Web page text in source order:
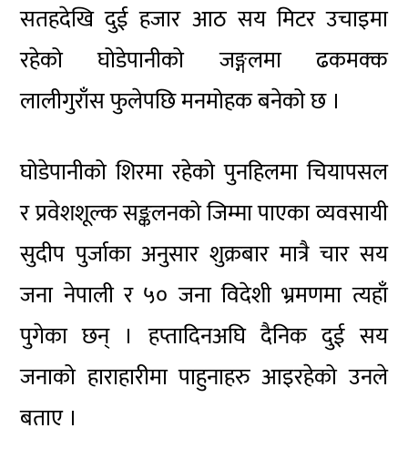
सतहदेखि दुई हजार आठ सय मिटर उचाइमा
रहेको घोडेपानीको जङ्गलमा ढकमक्क
लालीगुराँस फुलेपछि मनमोहक बनेको छ ।
घोडेपानीको शिरमा रहेको पुनहिलमा चियापसल
र प्रवेशशूल्क सङ्कलनको जिम्मा पाएका व्यवसायी
सुदीप पुर्जाका अनुसार शुक्रबार मात्रै चार सय
जना नेपाली र ५० जना विदेशी भ्रमणमा त्यहाँ
पुगेका छन् । हप्तादिनअघि दैनिक दुई सय
जनाको हाराहारीमा पाहुनाहरु आइरहेको उनले
बताए ।